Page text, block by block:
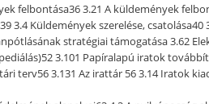
felbontása36 3.21 A küldemények
3.4 Küldemények szerelése,
stratégiai támogatása 3.62
3.101 Papíralapú iratok
terv56 3.131 Az irattár 56 3.14 Iratok